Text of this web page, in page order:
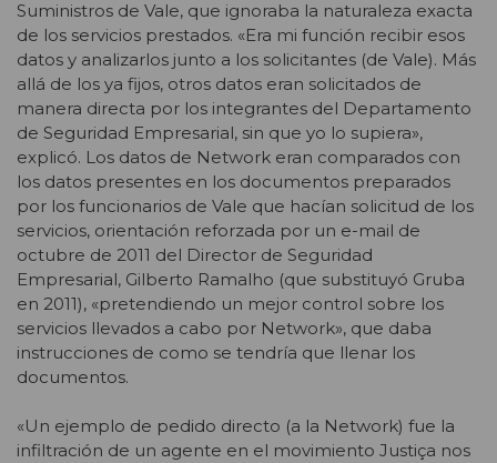
Suministros de Vale, que ignoraba la naturaleza exacta
de los servicios prestados. «Era mi función recibir esos
datos y analizarlos junto a los solicitantes (de Vale). Más
allá de los ya fijos, otros datos eran solicitados de
manera directa por los integrantes del Departamento
de Seguridad Empresarial, sin que yo lo supiera»,
explicó. Los datos de Network eran comparados con
los datos presentes en los documentos preparados
por los funcionarios de Vale que hacían solicitud de los
servicios, orientación reforzada por un e-mail de
octubre de 2011 del Director de Seguridad
Empresarial, Gilberto Ramalho (que substituyó Gruba
en 2011), «pretendiendo un mejor control sobre los
servicios llevados a cabo por Network», que daba
instrucciones de como se tendría que llenar los
documentos.
«Un ejemplo de pedido directo (a la Network) fue la
infiltración de un agente en el movimiento Justiça nos